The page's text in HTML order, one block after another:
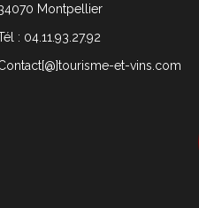
Montpellier
: 04.11.93.27.92
et-vins.com